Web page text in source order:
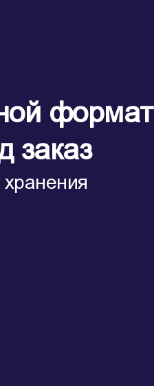
формат
заказ